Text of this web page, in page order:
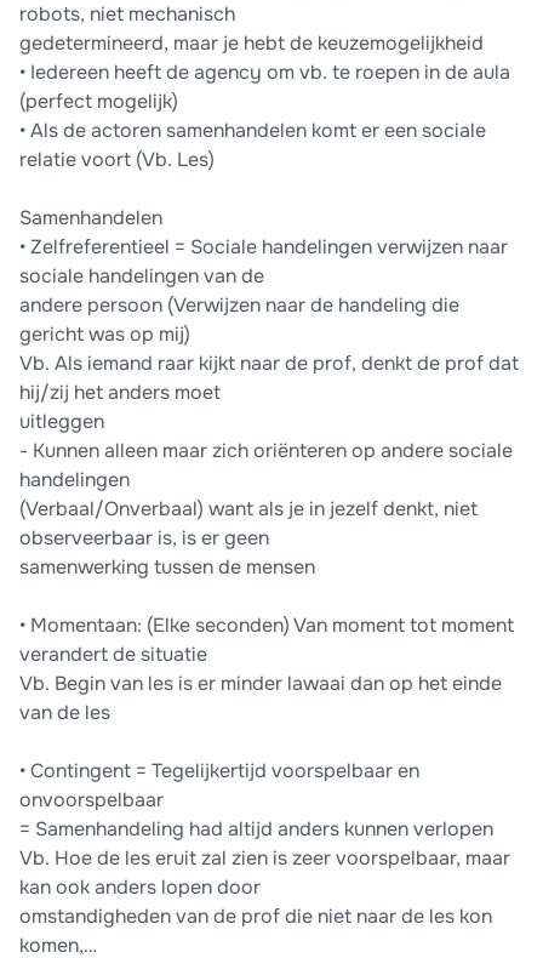
robots, niet mechanisch
gedetermineerd, maar je hebt de keuzemogelijkheid
• Iedereen heeft de agency om vb. te roepen in de aula
(perfect mogelijk)
• Als de actoren samenhandelen komt er een sociale
relatie voort (Vb. Les)
Samenhandelen
• Zelfreferentieel = Sociale handelingen verwijzen naar
sociale handelingen van de
andere persoon (Verwijzen naar de handeling die
gericht was op mij)
Vb. Als iemand raar kijkt naar de prof, denkt de prof dat
hij/zij het anders moet
uitleggen
- Kunnen alleen maar zich oriënteren op andere sociale
handelingen
(Verbaal/Onverbaal) want als je in jezelf denkt, niet
observeerbaar is, is er geen
samenwerking tussen de mensen
• Momentaan: (Elke seconden) Van moment tot moment
verandert de situatie
Vb. Begin van les is er minder lawaai dan op het einde
van de les
• Contingent = Tegelijkertijd voorspelbaar en
onvoorspelbaar
= Samenhandeling had altijd anders kunnen verlopen
Vb. Hoe de les eruit zal zien is zeer voorspelbaar, maar
kan ook anders lopen door
omstandigheden van de prof die niet naar de les kon
komen,…